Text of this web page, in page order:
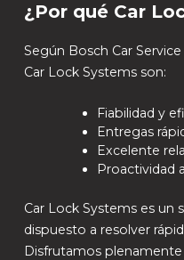
¿Por qué Car
Según Bosch Car
Car Lock Systems son:
Fiabilidad y
Entregas
Excelente
Proactividad
Car Lock Systems es un
dispuesto a resolver
Disfrutamos